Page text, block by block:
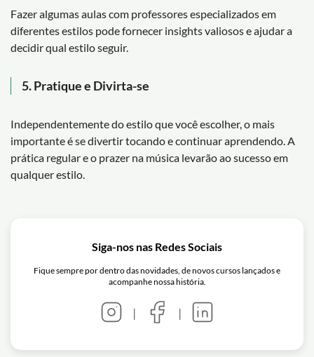
Fazer algumas aulas com professores especializados em
diferentes estilos pode fornecer insights valiosos e ajudar a
decidir qual estilo seguir.
5.Pratique e Divirta-se
Independentemente do estilo que você escolher, o mais
importante é se divertir tocando e continuar aprendendo. A
prática regular e o prazer na música levarão ao sucesso em
qualquer estilo.
Siga-nos nas Redes Sociais
Fique sempre por dentro das novidades, de novos cursos lançados e
acompanhe nossa história.
| |